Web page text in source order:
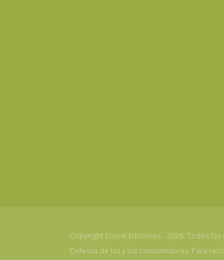
Copyright Ecoval Ediciones - 2026. Todos
Defensa de las y los consumidores. Para